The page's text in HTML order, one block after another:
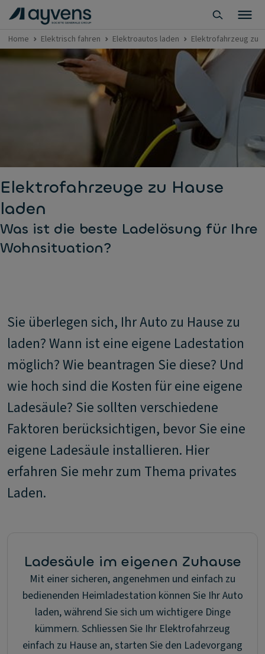
Home Elektrisch fahren Elektroautos laden Elektrofahrzeug zu
Elektrofahrzeuge zu Hause
laden
Was ist die beste Ladelösung für Ihre
Wohnsituation?
Sie überlegen sich, Ihr Auto zu Hause zu
laden? Wann ist eine eigene Ladestation
möglich? Wie beantragen Sie diese? Und
wie hoch sind die Kosten für eine eigene
Ladesäule? Sie sollten verschiedene
Faktoren berücksichtigen, bevor Sie eine
eigene Ladesäule installieren. Hier
erfahren Sie mehr zum Thema privates
Laden.
Ladesäule im eigenen Zuhause
Mit einer sicheren, angenehmen und einfach zu
bedienenden Heimladestation können Sie Ihr Auto
laden, während Sie sich um wichtigere Dinge
kümmern. Schliessen Sie Ihr Elektrofahrzeug
einfach zu Hause an, starten Sie den Ladevorgang